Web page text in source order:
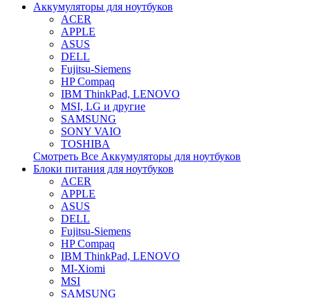
Аккумуляторы для ноутбуков
ACER
APPLE
ASUS
DELL
Fujitsu-Siemens
HP Compaq
IBM ThinkPad, LENOVO
MSI, LG и другие
SAMSUNG
SONY VAIO
TOSHIBA
Смотреть Все Аккумуляторы для ноутбуков
Блоки питания для ноутбуков
ACER
APPLE
ASUS
DELL
Fujitsu-Siemens
HP Compaq
IBM ThinkPad, LENOVO
MI-Xiomi
MSI
SAMSUNG